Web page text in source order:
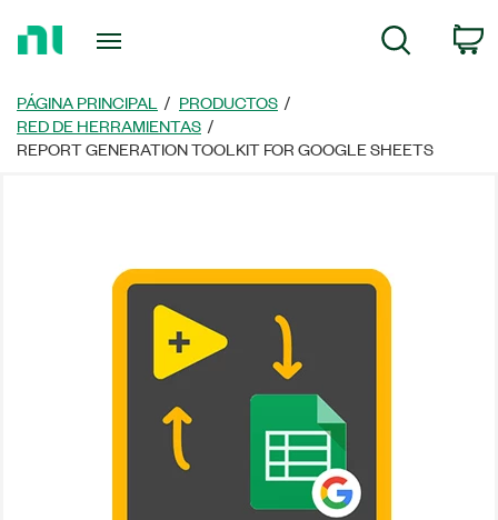
página
principal
Búsqueda
PÁGINA PRINCIPAL
PRODUCTOS
RED DE HERRAMIENTAS
REPORT GENERATION TOOLKIT FOR GOOGLE SHEETS